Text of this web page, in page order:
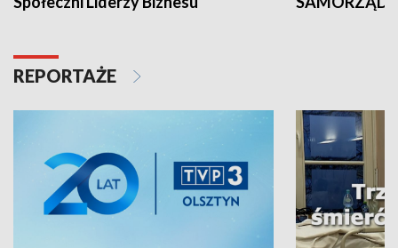
REPORTAŻE